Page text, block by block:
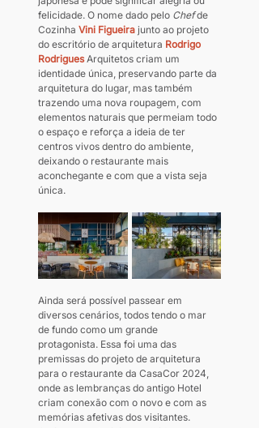
felicidade. O nome dado pelo Chef de
Cozinha Vini Figueira junto ao projeto
do escritório de arquitetura Rodrigo
Rodrigues Arquitetos criam um
identidade única, preservando parte da
arquitetura do lugar, mas também
trazendo uma nova roupagem, com
elementos naturais que permeiam todo
o espaço e reforça a ideia de ter
centros vivos dentro do ambiente,
deixando o restaurante mais
aconchegante e com que a vista seja
única.
Ainda será possível passear em
diversos cenários, todos tendo o mar
de fundo como um grande
protagonista. Essa foi uma das
premissas do projeto de arquitetura
para o restaurante da CasaCor 2024,
onde as lembranças do antigo Hotel
criam conexão com o novo e com as
memórias afetivas dos visitantes.